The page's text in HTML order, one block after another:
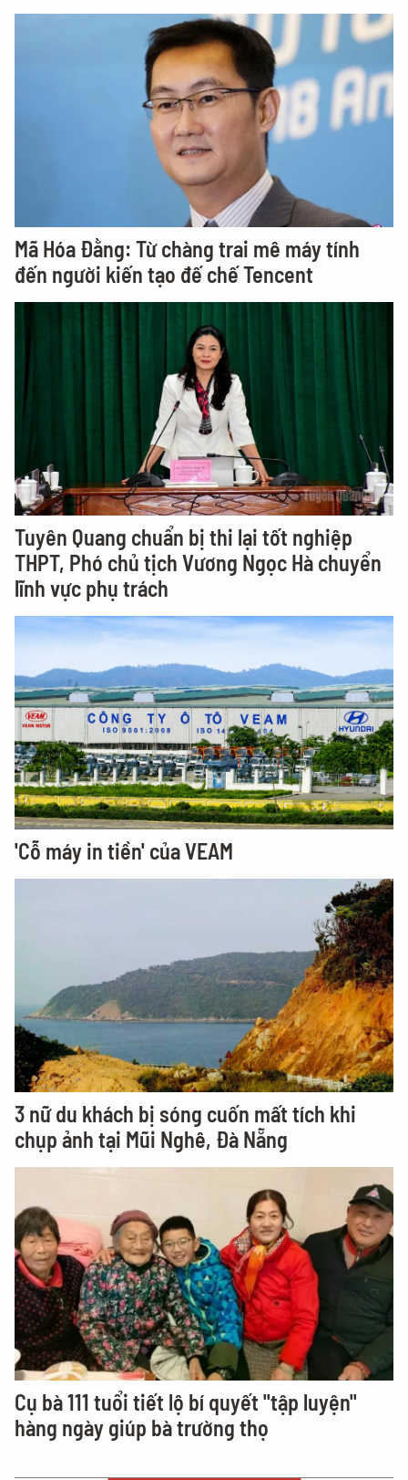
Mã Hóa Đằng: Từ chàng trai mê máy tính
đến người kiến tạo đế chế Tencent
Tuyên Quang chuẩn bị thi lại tốt nghiệp
THPT, Phó chủ tịch Vương Ngọc Hà chuyển
lĩnh vực phụ trách
'Cỗ máy in tiền' của VEAM
3 nữ du khách bị sóng cuốn mất tích khi
chụp ảnh tại Mũi Nghê, Đà Nẵng
Cụ bà 111 tuổi tiết lộ bí quyết "tập luyện"
hàng ngày giúp bà trường thọ